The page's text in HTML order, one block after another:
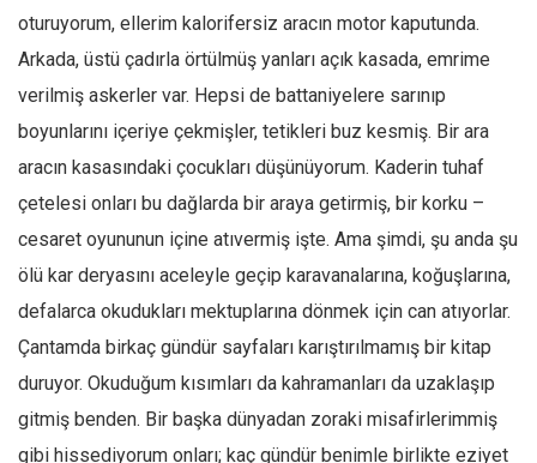
Düşünce
Dosyalar
oturuyorum, ellerim kalorifersiz aracın motor kaputunda.
Arkada, üstü çadırla örtülmüş yanları açık kasada, emrime
verilmiş askerler var. Hepsi de battaniyelere sarınıp
boyunlarını içeriye çekmişler, tetikleri buz kesmiş. Bir ara
aracın kasasındaki çocukları düşünüyorum. Kaderin tuhaf
çetelesi onları bu dağlarda bir araya getirmiş, bir korku –
cesaret oyununun içine atıvermiş işte. Ama şimdi, şu anda şu
ölü kar deryasını aceleyle geçip karavanalarına, koğuşlarına,
defalarca okudukları mektuplarına dönmek için can atıyorlar.
Çantamda birkaç gündür sayfaları karıştırılmamış bir kitap
duruyor. Okuduğum kısımları da kahramanları da uzaklaşıp
gitmiş benden. Bir başka dünyadan zoraki misafirlerimmiş
gibi hissediyorum onları; kaç gündür benimle birlikte eziyet